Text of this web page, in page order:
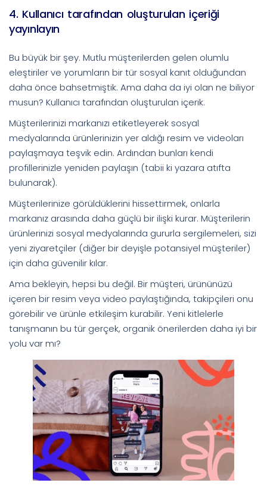
4. Kullanıcı tarafından oluşturulan içeriği
yayınlayın
Bu büyük bir şey. Mutlu müşterilerden gelen olumlu
eleştiriler ve yorumların bir tür sosyal kanıt olduğundan
daha önce bahsetmiştik. Ama daha da iyi olan ne biliyor
musun? Kullanıcı tarafından oluşturulan içerik.
Müşterilerinizi markanızı etiketleyerek sosyal
medyalarında ürünlerinizin yer aldığı resim ve videoları
paylaşmaya teşvik edin. Ardından bunları kendi
profillerinizle yeniden paylaşın (tabii ki yazara atıfta
bulunarak).
Müşterilerinize görüldüklerini hissettirmek, onlarla
markanız arasında daha güçlü bir ilişki kurar. Müşterilerin
ürünlerinizi sosyal medyalarında gururla sergilemeleri, sizi
yeni ziyaretçiler (diğer bir deyişle potansiyel müşteriler)
için daha güvenilir kılar.
Ama bekleyin, hepsi bu değil. Bir müşteri, ürününüzü
içeren bir resim veya video paylaştığında, takipçileri onu
görebilir ve ürünle etkileşim kurabilir. Yeni kitlelerle
tanışmanın bu tür gerçek, organik önerilerden daha iyi bir
yolu var mı?